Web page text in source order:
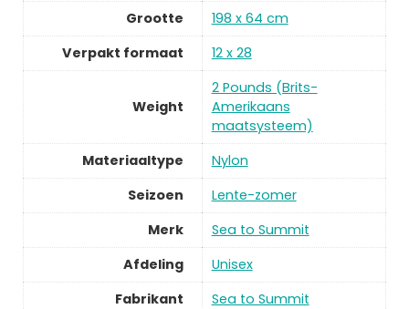
Grootte
198 x 64 cm
Verpakt formaat
12 x 28
Weight
2 Pounds (Brits-
Amerikaans
maatsysteem)
Materiaaltype
Nylon
Seizoen
Lente-zomer
Merk
Sea to Summit
Afdeling
Unisex
Fabrikant
Sea to Summit